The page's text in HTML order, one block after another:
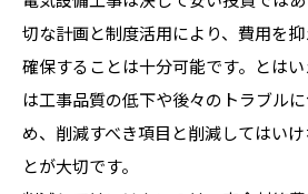
切な計画と制度活用により、費用を
確保することは十分可能です。とは
は工事品質の低下や後々のトラブル
め、削減すべき項目と削減してはい
とが大切です。